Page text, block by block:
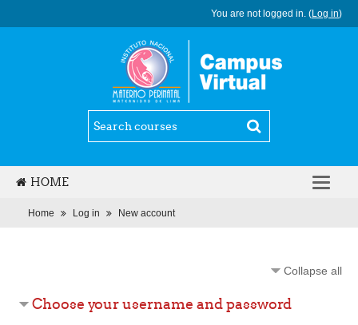
You are not logged in. (Log in)
HOME
ENGLISH (ES_MX)
Home Log in New account
Collapse all
Choose your username and password